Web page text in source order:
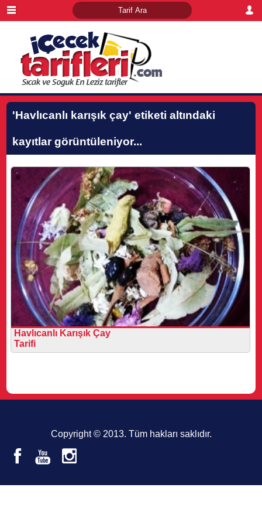
'Havlıcanlı karışık çay' etiketi altındaki
kayıtlar görüntüleniyor...
Havlıcanlı Karışık Çay
Tarifi
Copyright © 2013. Tüm hakları saklıdır.